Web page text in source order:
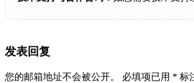
发表回复
您的邮箱地址不会被公开。 必填项已用 * 标